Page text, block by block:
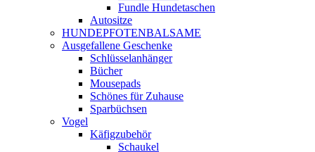
Fundle Hundetaschen
Autositze
HUNDEPFOTENBALSAME
Ausgefallene Geschenke
Schlüsselanhänger
Bücher
Mousepads
Schönes für Zuhause
Sparbüchsen
Vogel
Käfigzubehör
Schaukel